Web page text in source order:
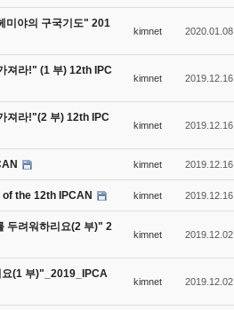
미야의 구국기도" 201
kimnet 2020.01.08
져라!" (1 부) 12th IPC
kimnet 2019.12.16
져라!"(2 부) 12th IPC
kimnet 2019.12.16
kimnet 2019.12.16
the 12th IPCAN kimnet 2019.12.16
두려워하리요(2 부)" 2
kimnet 2019.12.02
요(1 부)"_2019_IPCA
kimnet 2019.12.02